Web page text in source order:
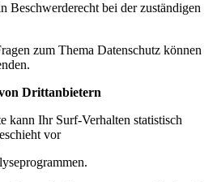
Beschwerderecht bei der zuständigen
zum Thema Datenschutz können
Drittanbietern
kann Ihr Surf-Verhalten statistisch
vor